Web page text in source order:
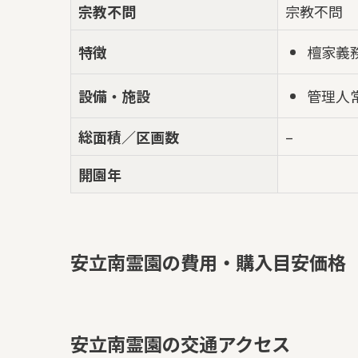
宗教不問
宗教不問
特徴
檀家義
設備・施設
管理人
総面積／区画数
–
開園年
安立南霊園の費用・購入目安価格
安立南霊園の交通アクセス